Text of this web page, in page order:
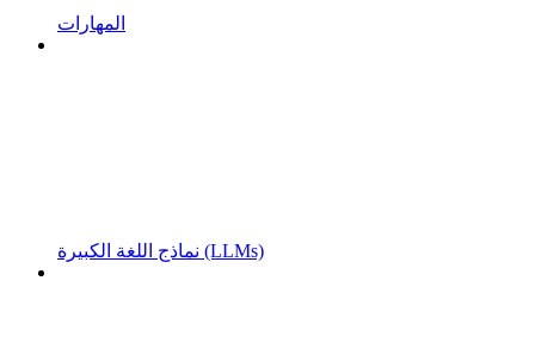
المهارات
نماذج اللغة الكبيرة (LLMs)